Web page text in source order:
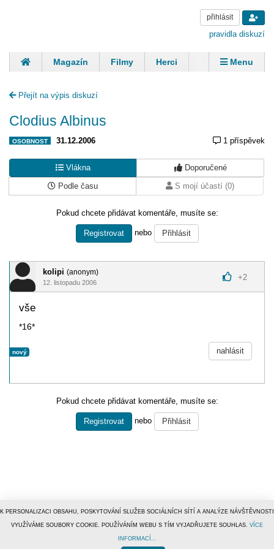
přihlásit
pravidla diskuzí
Magazín Filmy Herci
Zpěváci
Panovníci
Finančníci
Menu
Přejít na výpis diskuzí
Clodius Albinus
OSOBNOST 31.12.2006 1 příspěvek
Vlákna
Doporučené
Podle času
S mojí účastí (0)
Pokud chcete přidávat komentáře, musíte se:
Registrovat nebo Přihlásit
kolipi (anonym)
12. listopadu 2006
+2
vše
*16*
nový nahlásit
Pokud chcete přidávat komentáře, musíte se:
Registrovat nebo Přihlásit
Tiscali Media, a.s.ISSN 1801-5131
K PERSONALIZACI OBSAHU, POSKYTOVÁNÍ SLUŽEB SOCIÁLNÍCH SÍTÍ A ANALÝZE NÁVŠTĚVNOSTI
VYUŽÍVÁME SOUBORY COOKIE. POUŽÍVÁNÍM WEBU S TÍM VYJADŘUJETE SOUHLAS. VÍCE
INFORMACÍ...